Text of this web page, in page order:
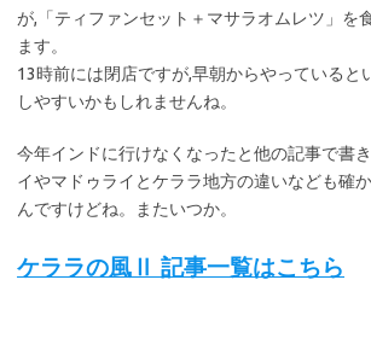
が,「ティファンセット＋マサラオムレツ」を
ます。
13時前には閉店ですが,早朝からやっていると
しやすいかもしれませんね。
今年インドに行けなくなったと他の記事で書
イやマドゥライとケララ地方の違いなども確
んですけどね。またいつか。
ケララの風Ⅱ 記事一覧はこちら